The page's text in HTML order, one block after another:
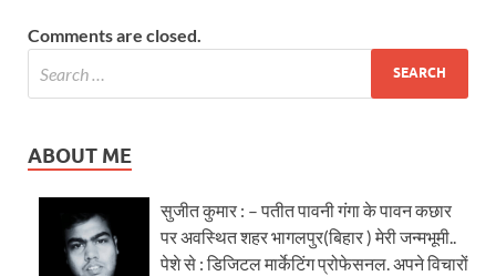
Comments are closed.
ABOUT ME
सुजीत कुमार : – पतीत पावनी गंगा के पावन कछार
पर अवस्थित शहर भागलपुर(बिहार ) मेरी जन्मभूमी..
पेशे से : डिजिटल मार्केटिंग प्रोफेसनल. अपने विचारों